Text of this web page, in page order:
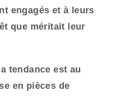
engagés et à leurs
que méritait leur
tendance est au
en pièces de